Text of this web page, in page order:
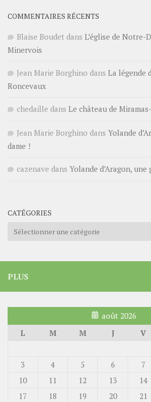
COMMENTAIRES RÉCENTS
Blaise Boudet dans L’église de Notre-
Minervois
Jean Marie Borghino dans La légende
Roncevaux
chedaille dans Le château de
Jean Marie Borghino dans Yolande
dame !
cazenave dans Yolande d’Aragon, une
CATÉGORIES
Catégories
PLUS
août 2026
L
M M J V
3
4 5 6 7
10
11 12 13 14
17
18 19 20 21